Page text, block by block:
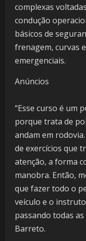
complexas
condução
básicos de
frenagem, curvas
emergenciais.
Anúncios
“Esse curso é um
porque trata de
andam em
de exercícios que
atenção, a forma
manobra. Então,
que fazer todo o
veículo e o
passando todas
Barreto.